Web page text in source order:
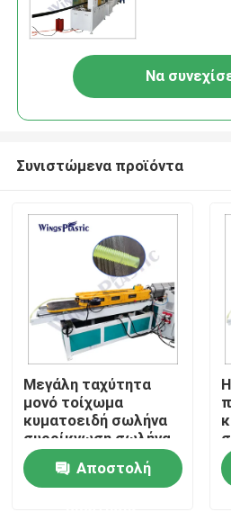
Σπίτι
Προϊόντα
Να
Συνιστώμενα προϊόντα
Μεγάλη ταχύτητα
μονό τοίχωμα
κυματοειδή σωλήνα
συρρίκνωση σωλήνα
Shisha ευέλικτη
μηχανή κατασκευής
σωλήνα
Αποστολή